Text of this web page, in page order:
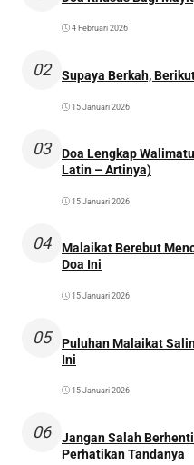
4 Februari 2026
02 Supaya Berkah,
15 Januari 2026
03
Doa Lengkap
Latin – Artinya)
15 Januari 2026
04
Malaikat Berebut
Doa Ini
15 Januari 2026
05
Puluhan Malaikat
Ini
15 Januari 2026
06
Jangan Salah
Perhatikan Tandanya